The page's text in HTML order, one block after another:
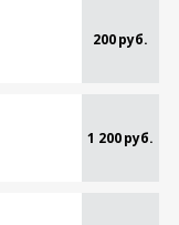
200 руб.
1 200 руб.